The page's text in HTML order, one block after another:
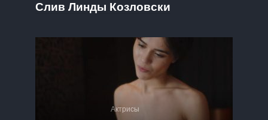
Слив Линды Козловски
Актрисы